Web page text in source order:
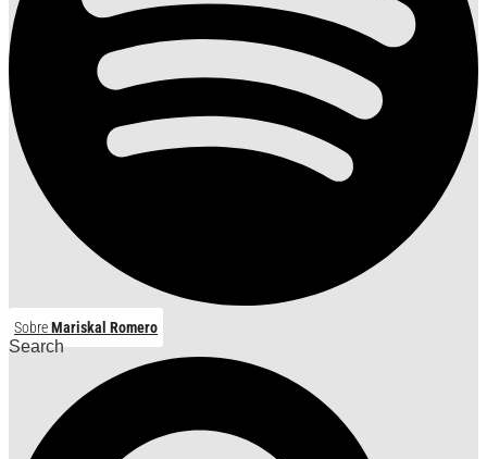
SobreMariskal Romero
Search